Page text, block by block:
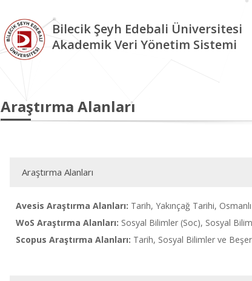
Bilecik Şeyh Edebali Üniversitesi
Akademik Veri Yönetim Sistemi
Araştırma Alanları
Araştırma Alanları
Avesis Araştırma Alanları: Tarih, Yakınçağ Tarihi,
WoS Araştırma Alanları: Sosyal Bilimler (Soc), Sosyal
Scopus Araştırma Alanları: Tarih, Sosyal Bilimler ve